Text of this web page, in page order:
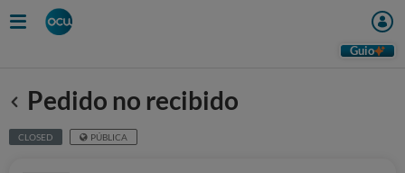
Guio
Anterior
Pedido no recibido
CLOSED PÚBLICA